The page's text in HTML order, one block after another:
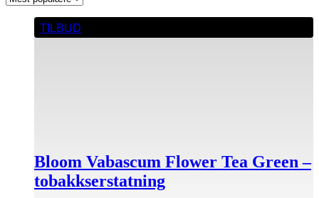
TILBUD
Bloom Vabascum Flower Tea Green –
tobakkserstatning